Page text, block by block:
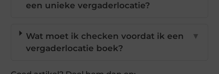
een unieke vergaderlocatie?
Wat moet ik checken voordat ik een
vergaderlocatie boek?
▼